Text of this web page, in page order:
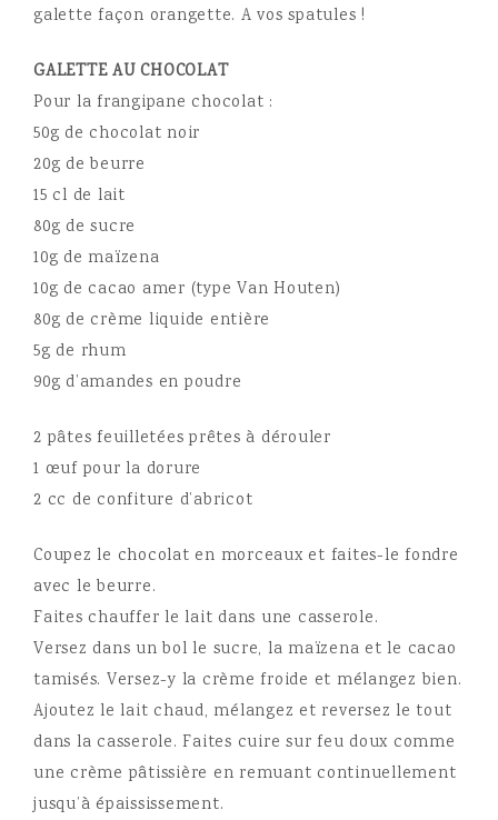
galette façon orangette. A vos spatules !
GALETTE AU CHOCOLAT
Pour la frangipane chocolat :
50g de chocolat noir
20g de beurre
15 cl de lait
80g de sucre
10g de maïzena
10g de cacao amer (type Van Houten)
80g de crème liquide entière
5g de rhum
90g d’amandes en poudre
2 pâtes feuilletées prêtes à dérouler
1 œuf pour la dorure
2 cc de confiture d’abricot
Coupez le chocolat en morceaux et faites-le fondre
avec le beurre.
Faites chauffer le lait dans une casserole.
Versez dans un bol le sucre, la maïzena et le cacao
tamisés. Versez-y la crème froide et mélangez bien.
Ajoutez le lait chaud, mélangez et reversez le tout
dans la casserole. Faites cuire sur feu doux comme
une crème pâtissière en remuant continuellement
jusqu’à épaississement.